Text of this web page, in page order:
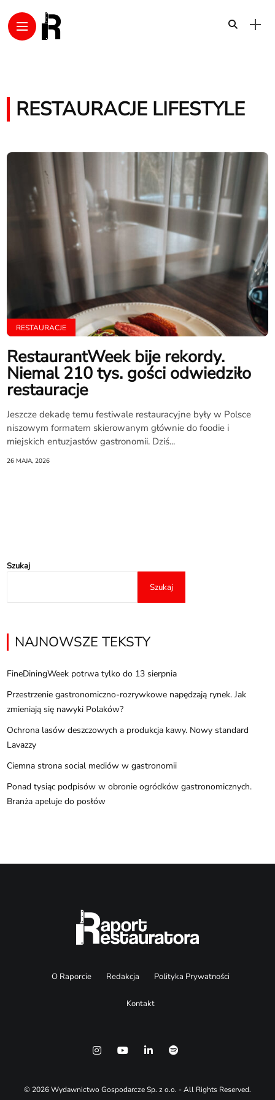
RESTAURACJE LIFESTYLE
RESTAURACJE
RestaurantWeek bije rekordy.
Niemal 210 tys. gości odwiedziło
restauracje
Jeszcze dekadę temu festiwale restauracyjne były w Polsce
niszowym formatem skierowanym głównie do foodie i
miejskich entuzjastów gastronomii. Dziś...
26 MAJA, 2026
Szukaj
Szukaj
NAJNOWSZE TEKSTY
FineDiningWeek potrwa tylko do 13 sierpnia
Przestrzenie gastronomiczno-rozrywkowe napędzają rynek. Jak
zmieniają się nawyki Polaków?
Ochrona lasów deszczowych a produkcja kawy. Nowy standard
Lavazzy
Ciemna strona social mediów w gastronomii
Ponad tysiąc podpisów w obronie ogródków gastronomicznych.
Branża apeluje do posłów
O Raporcie Redakcja Polityka Prywatności
Kontakt
© 2026 Wydawnictwo Gospodarcze Sp. z o.o. - All Rights Reserved.